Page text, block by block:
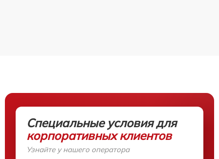
Специальные условия для
корпоративных клиентов
Узнайте у нашего оператора